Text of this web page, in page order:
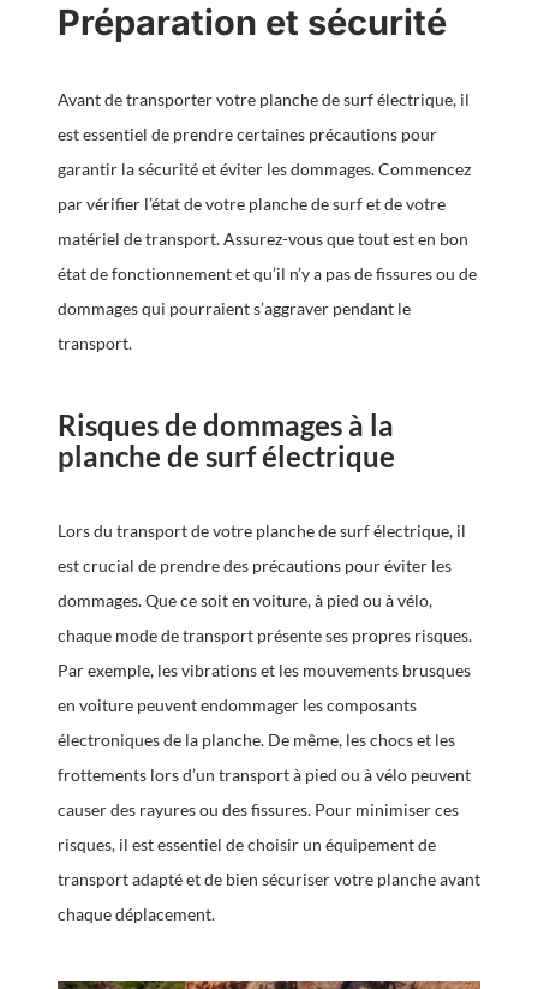
Préparation et sécurité
Avant de transporter votre planche de surf électrique, il
est essentiel de prendre certaines précautions pour
garantir la sécurité et éviter les dommages. Commencez
par vérifier l’état de votre planche de surf et de votre
matériel de transport. Assurez-vous que tout est en bon
état de fonctionnement et qu’il n’y a pas de fissures ou de
dommages qui pourraient s’aggraver pendant le
transport.
Risques de dommages à la
planche de surf électrique
Lors du transport de votre planche de surf électrique, il
est crucial de prendre des précautions pour éviter les
dommages. Que ce soit en voiture, à pied ou à vélo,
chaque mode de transport présente ses propres risques.
Par exemple, les vibrations et les mouvements brusques
en voiture peuvent endommager les composants
électroniques de la planche. De même, les chocs et les
frottements lors d’un transport à pied ou à vélo peuvent
causer des rayures ou des fissures. Pour minimiser ces
risques, il est essentiel de choisir un équipement de
transport adapté et de bien sécuriser votre planche avant
chaque déplacement.